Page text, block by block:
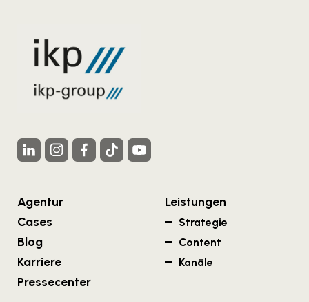
Agentur
Cases
Blog
Karriere
Pressecenter
Leistungen
Strategie
Content
Kanäle